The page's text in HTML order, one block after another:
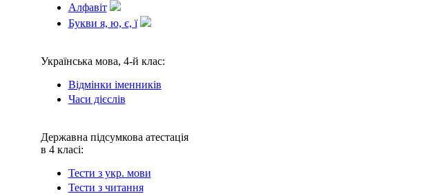
Алфавіт
Букви я, ю, є, ї
Українська мова, 4-й клас:
Відмінки іменників
Часи дієслів
Державна підсумкова атестація
в 4 класі:
Тести з укр. мови
Тести з читання